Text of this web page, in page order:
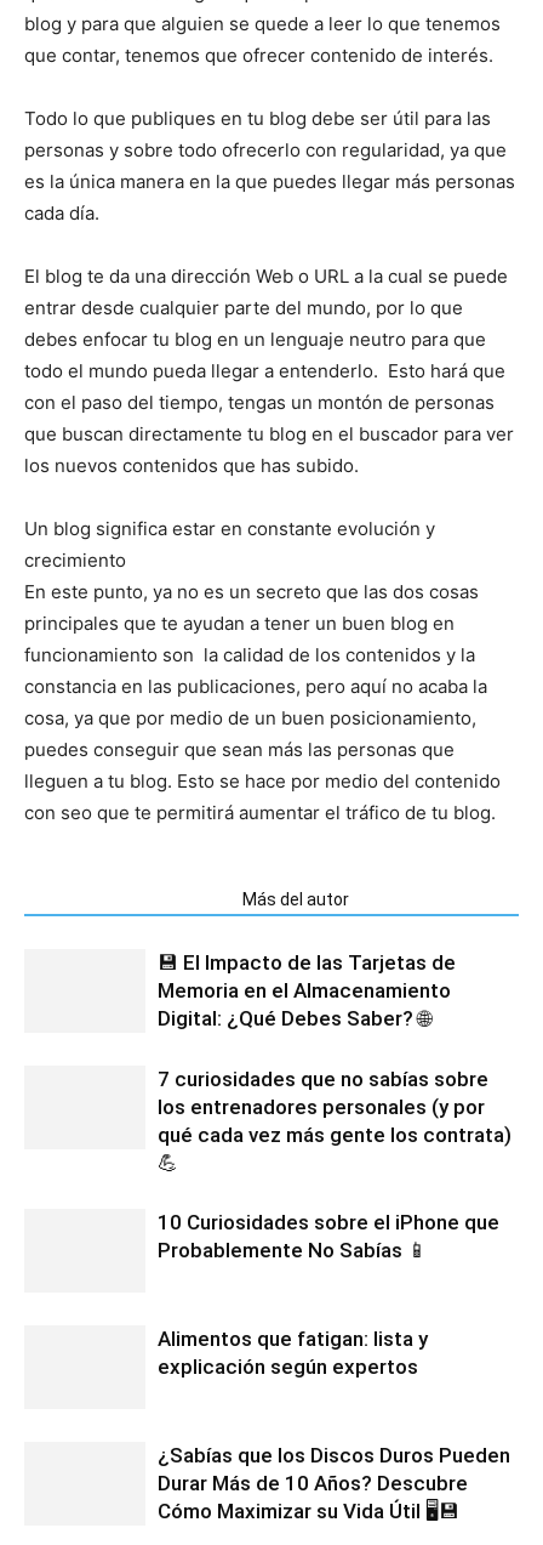
blog y para que alguien se quede a leer lo que tenemos
que contar, tenemos que ofrecer contenido de interés.
Todo lo que publiques en tu blog debe ser útil para las
personas y sobre todo ofrecerlo con regularidad, ya que
es la única manera en la que puedes llegar más personas
cada día.
El blog te da una dirección Web o URL a la cual se puede
entrar desde cualquier parte del mundo, por lo que
debes enfocar tu blog en un lenguaje neutro para que
todo el mundo pueda llegar a entenderlo. Esto hará que
con el paso del tiempo, tengas un montón de personas
que buscan directamente tu blog en el buscador para ver
los nuevos contenidos que has subido.
Un blog significa estar en constante evolución y
crecimiento
En este punto, ya no es un secreto que las dos cosas
principales que te ayudan a tener un buen blog en
funcionamiento son la calidad de los contenidos y la
constancia en las publicaciones, pero aquí no acaba la
cosa, ya que por medio de un buen posicionamiento,
puedes conseguir que sean más las personas que
lleguen a tu blog. Esto se hace por medio del contenido
con seo que te permitirá aumentar el tráfico de tu blog.
Más del autor
💾 El Impacto de las Tarjetas de
Memoria en el Almacenamiento
Digital: ¿Qué Debes Saber? 🌐
7 curiosidades que no sabías sobre
los entrenadores personales (y por
qué cada vez más gente los contrata)
💪
10 Curiosidades sobre el iPhone que
Probablemente No Sabías 📱
Alimentos que fatigan: lista y
explicación según expertos
¿Sabías que los Discos Duros Pueden
Durar Más de 10 Años? Descubre
Cómo Maximizar su Vida Útil 🖥️💾